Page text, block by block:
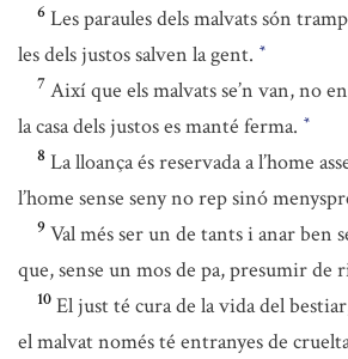
6 Les paraules dels malvats són
les dels justos salven la gent. *
7 Així que els malvats se’n van, no
la casa dels justos es manté ferma. *
8 La lloança és reservada a l’home
l’home sense seny no rep sinó
9 Val més ser un de tants i anar ben
que, sense un mos de pa, presumir de
10 El just té cura de la vida del
el malvat només té entranyes de